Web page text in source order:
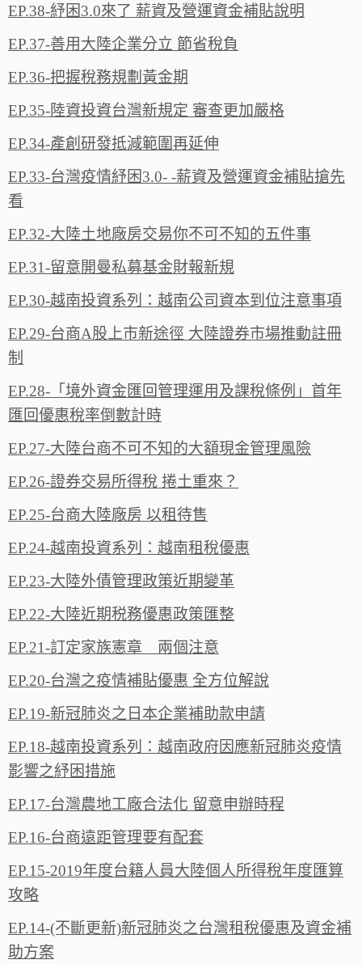
EP.38-紓困3.0來了 薪資及營運資金補貼說明
EP.37-善用大陸企業分立 節省稅負
EP.36-把握稅務規劃黃金期
EP.35-陸資投資台灣新規定 審查更加嚴格
EP.34-產創研發抵減範圍再延伸
EP.33-台灣疫情紓困3.0- -薪資及營運資金補貼搶先
看
EP.32-大陸土地廠房交易你不可不知的五件事
EP.31-留意開曼私募基金財報新規
EP.30-越南投資系列：越南公司資本到位注意事項
EP.29-台商A股上市新途徑 大陸證券市場推動註冊
制
EP.28-「境外資金匯回管理運用及課稅條例」首年
匯回優惠稅率倒數計時
EP.27-大陸台商不可不知的大額現金管理風險
EP.26-證券交易所得稅 捲土重來？
EP.25-台商大陸廠房 以租待售
EP.24-越南投資系列：越南租稅優惠
EP.23-大陸外債管理政策近期變革
EP.22-大陸近期税務優惠政策匯整
EP.21-訂定家族憲章 兩個注意
EP.20-台灣之疫情補貼優惠 全方位解說
EP.19-新冠肺炎之日本企業補助款申請
EP.18-越南投資系列：越南政府因應新冠肺炎疫情
影響之紓困措施
EP.17-台灣農地工廠合法化 留意申辦時程
EP.16-台商遠距管理要有配套
EP.15-2019年度台籍人員大陸個人所得稅年度匯算
攻略
EP.14-(不斷更新)新冠肺炎之台灣租稅優惠及資金補
助方案